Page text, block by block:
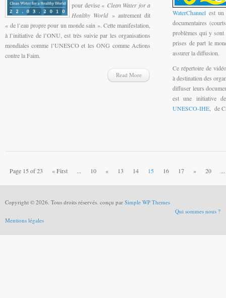
pour devise « Clean Water for a
Healthy World» autrement dit
« de l’eau propre pour un monde sain ». Cette manifestation,
à l’initiative de l’ONU, est très suivie par les organisations
mondiales comme l’UNESCO et les ONG comme Actions
contre la Faim.
Read More
WaterChannel est
documentaires
problèmes qui y sont
prises de part le
assurer la diffusion.
Ce répertoire de
à destination des
diffuser leurs
est une initiative
UNESCO-IHE , de
Page 15 of 23 « First ... 10 « 13 14 15 16 17 » 20 ...
Copyright © 2026. Tous droits réservés. conçu par Simple WP Themes
Qui sommes nous ?
Mentions légales